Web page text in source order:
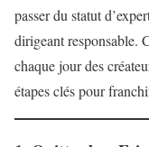
passer du statut
dirigeant responsable.
chaque jour des
étapes clés pour